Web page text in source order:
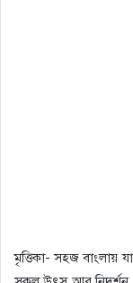
মৃত্তিকা- সহজ বাংলায়